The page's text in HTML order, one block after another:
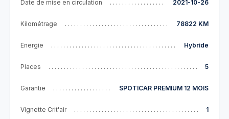
Date de mise en circulation 2021-10-26
Kilométrage 78822 KM
Energie Hybride
Places 5
Garantie SPOTICAR PREMIUM 12 MOIS
Vignette Crit'air 1